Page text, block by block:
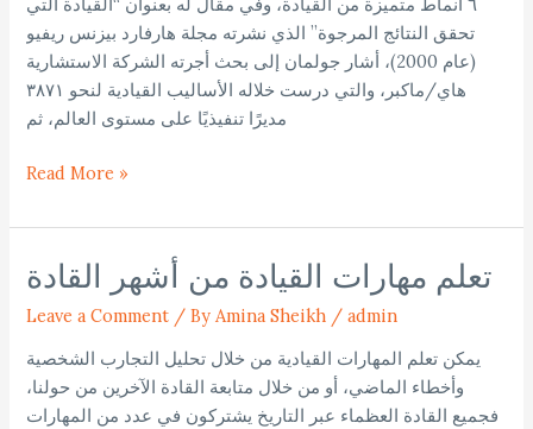
تحقق النتائج المرجوة” الذي نشرته مجلة هارفارد بيزنس ريفيو
(عام 2000)، أشار جولمان إلى بحث أجرته الشركة الاستشارية
هاي/ماكبر، والتي درست خلاله الأساليب القيادية لنحو ٣٨٧١
مديرًا تنفيذيًا على مستوى العالم، ثم
Read More »
تعلم مهارات القيادة من أشهر القادة
Leave a Comment /By Amina Sheikh /admin
يمكن تعلم المهارات القيادية من خلال تحليل التجارب الشخصية
وأخطاء الماضي، أو من خلال متابعة القادة الآخرين من حولنا،
فجميع القادة العظماء عبر التاريخ يشتركون في عدد من المهارات
تعلم
مهارات
القيادة
من
أشهر
القادة